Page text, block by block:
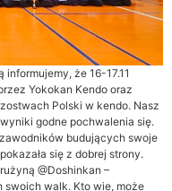
że 16-17.11
Yokokan Kendo oraz
Polski w kendo. Nasz
godne pochwalenia się.
zawodników budujących swoje
się z dobrej strony.
@Doshinkan –
swoich walk. Kto wie, może